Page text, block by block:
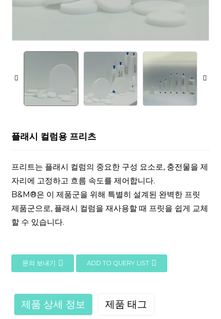
플래시 컬럼용 프리츠
프리트는 플래시 컬럼의 중요한 구성 요소로, 충전물을 제
자리에 고정하고 흐름 속도를 제어합니다.
B&M®은 이 제품군을 위해 특별히 설계된 완벽한 프릿
제품군으로, 플래시 컬럼을 재사용할 때 프릿을 쉽게 교체
할 수 있습니다.
문의 보내기 ADD TO QUERY LIST
제품 상세 정보 제품 태그